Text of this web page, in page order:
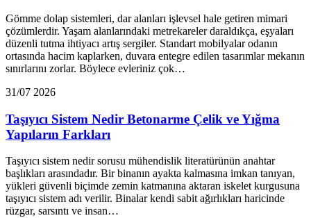
Gömme dolap sistemleri, dar alanları işlevsel hale getiren mimari
çözümlerdir. Yaşam alanlarındaki metrekareler daraldıkça, eşyaları
düzenli tutma ihtiyacı artış sergiler. Standart mobilyalar odanın
ortasında hacim kaplarken, duvara entegre edilen tasarımlar mekanın
sınırlarını zorlar. Böylece evleriniz çok…
31/07 2026
Taşıyıcı Sistem Nedir Betonarme Çelik ve Yığma
Yapıların Farkları
Taşıyıcı sistem nedir sorusu mühendislik literatürünün anahtar
başlıkları arasındadır. Bir binanın ayakta kalmasına imkan tanıyan,
yükleri güvenli biçimde zemin katmanına aktaran iskelet kurgusuna
taşıyıcı sistem adı verilir. Binalar kendi sabit ağırlıkları haricinde
rüzgar, sarsıntı ve insan…